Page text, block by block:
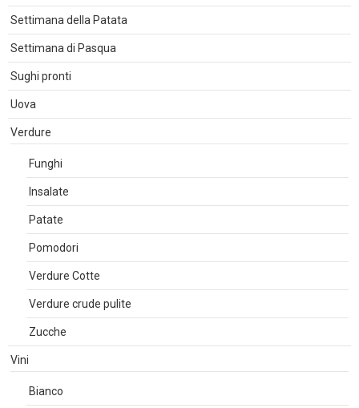
Settimana della Patata
Settimana di Pasqua
Sughi pronti
Uova
Verdure
Funghi
Insalate
Patate
Pomodori
Verdure Cotte
Verdure crude pulite
Zucche
Vini
Bianco